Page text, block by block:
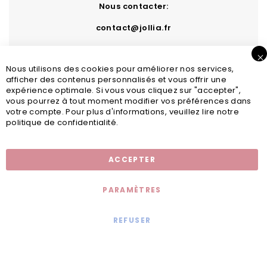
Nous contacter:
contact@jollia.fr
Nous utilisons des cookies pour améliorer nos services,
afficher des contenus personnalisés et vous offrir une
expérience optimale. Si vous vous cliquez sur "accepter",
vous pourrez à tout moment modifier vos préférences dans
votre compte. Pour plus d'informations, veuillez lire notre
politique de confidentialité.
ACCEPTER
PARAMÈTRES
REFUSER